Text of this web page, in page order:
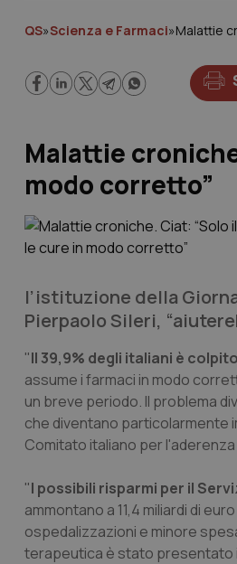
QS»Scienza e Farmaci»Malattie
Malattie
modo corretto”
l’istituzione della
Pierpaolo Sileri,
"Il 39,9% degli italiani è
assume i farmaci in modo
un breve periodo. Il problema
che diventano particolarmente
Comitato italiano per
"I possibili risparmi per il
ammontano a 11,4 miliardi di
ospedalizzazioni e minore
terapeutica è stato presentato